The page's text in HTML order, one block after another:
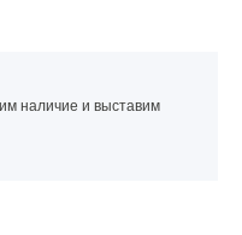
наличие и выставим